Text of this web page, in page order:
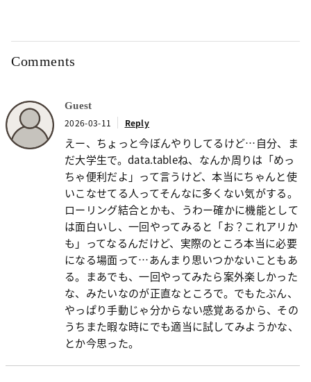
Comments
Guest
2026-03-11 Reply
えー、ちょっと今ぼんやりしてるけど…自分、ま
だ大学生で。data.tableね、なんか周りは「めっ
ちゃ便利だよ」って言うけど、本当にちゃんと使
いこなせてる人ってそんなに多くない気がする。
ローリング結合とかも、うわー確かに機能として
は面白いし、一回やってみると「お？これアリか
も」ってなるんだけど、実際のところ本当に必要
になる場面って…あんまり思いつかないこともあ
る。まあでも、一回やってみたら案外楽しかった
な、みたいなのが正直なところで。でもたぶん、
やっぱり手動じゃ分からない感覚あるから、その
うちまた暇な時にでも適当に試してみようかな、
とか今思った。